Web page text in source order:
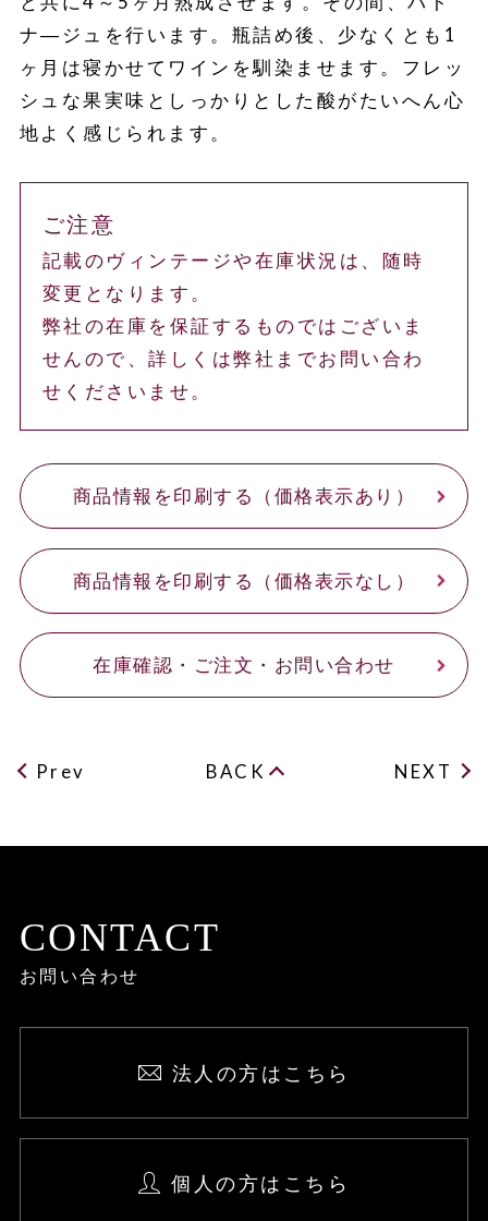
ナ―ジュを行います。瓶詰め後、少なくとも1
ヶ月は寝かせてワインを馴染ませます。フレッ
シュな果実味としっかりとした酸がたいへん心
地よく感じられます。
ご注意
記載のヴィンテージや在庫状況は、随時
変更となります。
弊社の在庫を保証するものではございま
せんので、詳しくは弊社までお問い合わ
せくださいませ。
商品情報を印刷する（価格表示あり）
商品情報を印刷する（価格表示なし）
在庫確認・ご注文・お問い合わせ
Prev BACK NEXT
CONTACT
お問い合わせ
法人の方はこちら
個人の方はこちら